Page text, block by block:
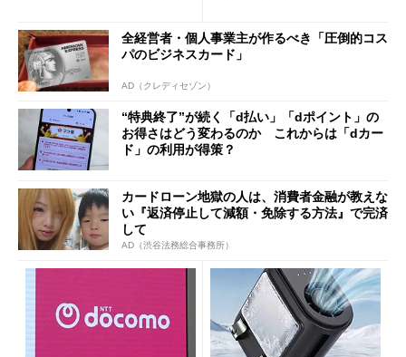
全経営者・個人事業主が作るべき「圧倒的コス
パのビジネスカード」
AD（クレディセゾン）
“特典終了”が続く「d払い」「dポイント」の
お得さはどう変わるのか これからは「dカー
ド」の利用が得策？
カードローン地獄の人は、消費者金融が教えな
い『返済停止して減額・免除する方法』で完済
して
AD（渋谷法務総合事務所）